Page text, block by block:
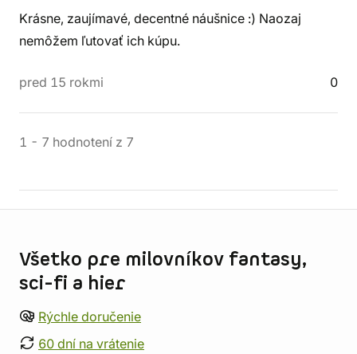
Krásne, zaujímavé, decentné náušnice :) Naozaj
nemôžem ľutovať ich kúpu.
pred 15 rokmi 0
1 - 7 hodnotení z 7
Všetko pre milovníkov fantasy,
sci-fi a hier
Rýchle doručenie
60 dní na vrátenie